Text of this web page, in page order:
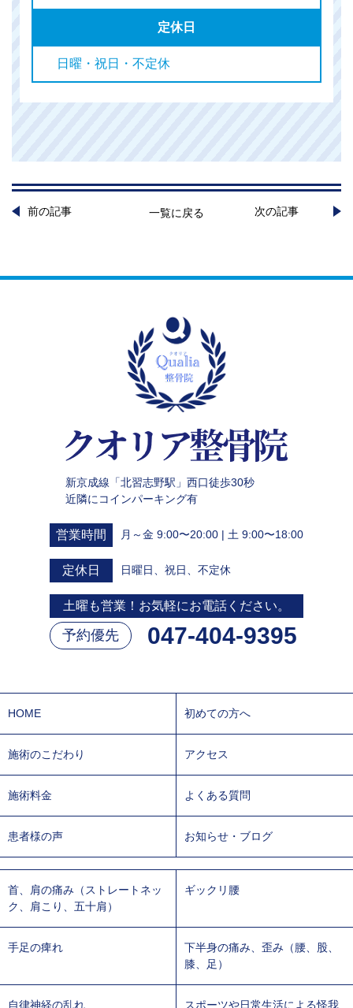
定休日
日曜・祝日・不定休
前の記事 一覧に戻る 次の記事
新京成線「北習志野駅」西口徒歩30秒
近隣にコインパーキング有
営業時間 月～金 9:00〜20:00 | 土 9:00〜18:00
定休日 日曜日、祝日、不定休
土曜も営業！お気軽にお電話ください。
予約優先 047-404-9395
HOME 初めての方へ
施術のこだわり アクセス
施術料金 よくある質問
患者様の声 お知らせ・ブログ
首、肩の痛み（ストレートネッ
ク、肩こり、五十肩）
ギックリ腰
手足の痺れ
下半身の痛み、歪み（腰、股、
膝、足）
自律神経の乱れ スポーツや日常生活による怪我